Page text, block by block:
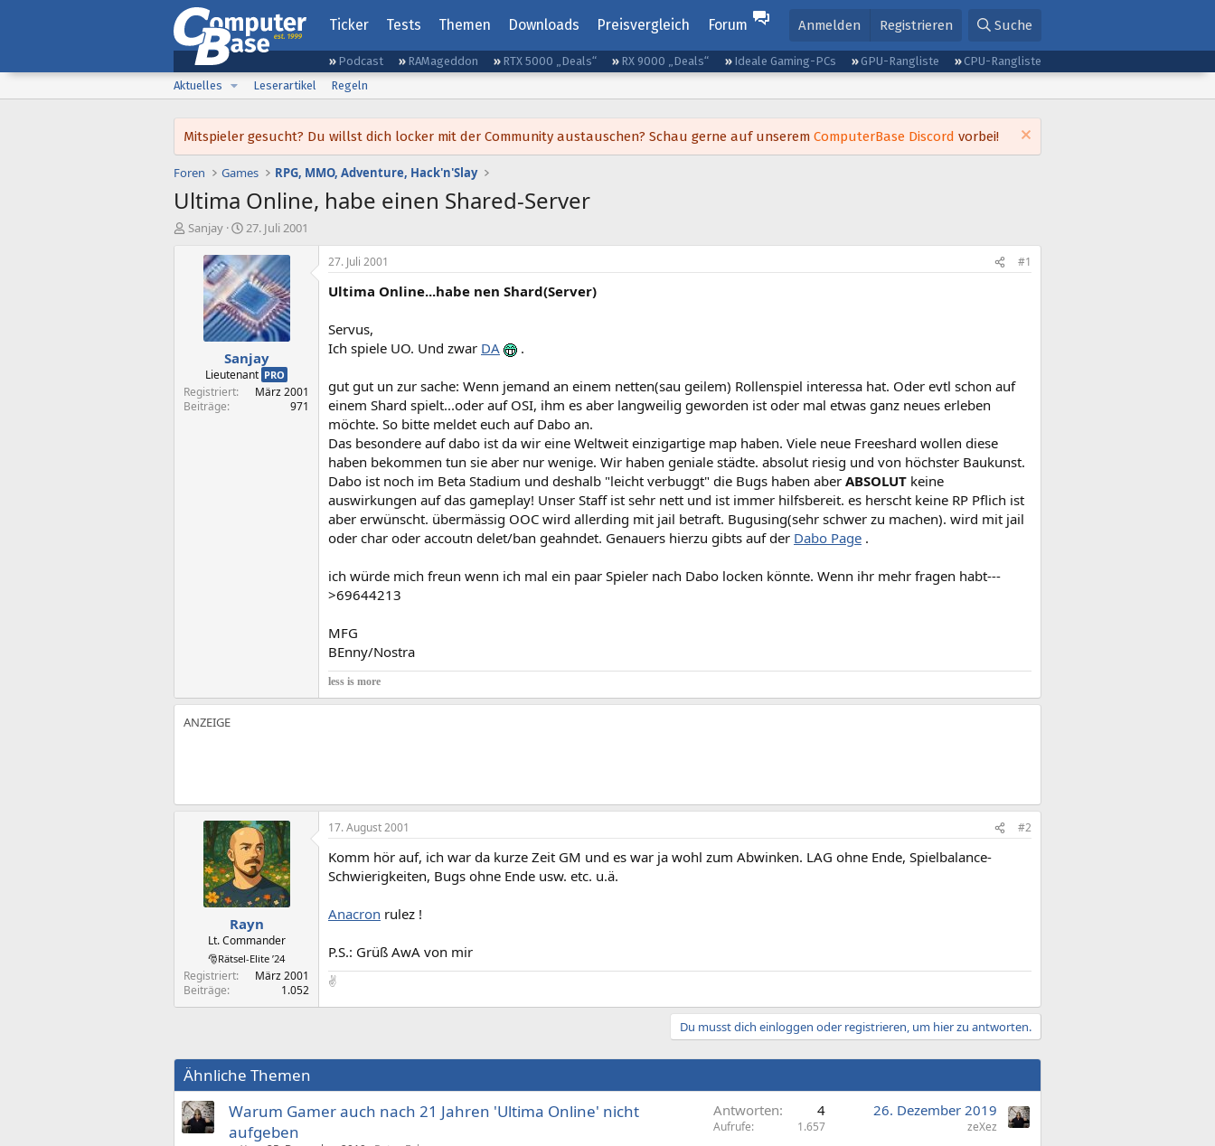
Ticker Tests Themen Downloads Preisvergleich Forum Anmelden Registrieren Suche
Podcast RAMageddon RTX 5000 „Deals“ RX 9000 „Deals“ Ideale Gaming-PCs GPU-Rangliste
CPU-Rangliste
Aktuelles
Leserartikel Regeln
Mitspieler gesucht? Du willst dich locker mit der Community austauschen? Schau gerne auf unserem ComputerBase Discord vorbei!
Foren Games RPG, MMO, Adventure, Hack'n'Slay
Ultima Online, habe einen Shared-Server
E
Sanjay
E
s
t
e
l
l
t
a
m
27. Juli 2001
Sanjay
Lieutenant PRO
Registriert
März 2001
Beiträge
971
27. Juli 2001 #1
Ultima Online...habe nen Shard(Server)
Servus,
Ich spiele UO. Und zwar DA .
gut gut un zur sache: Wenn jemand an einem netten(sau geilem) Rollenspiel interessa hat. Oder evtl schon auf
einem Shard spielt...oder auf OSI, ihm es aber langweilig geworden ist oder mal etwas ganz neues erleben
möchte. So bitte meldet euch auf Dabo an.
Das besondere auf dabo ist da wir eine Weltweit einzigartige map haben. Viele neue Freeshard wollen diese
haben bekommen tun sie aber nur wenige. Wir haben geniale städte. absolut riesig und von höchster Baukunst.
Dabo ist noch im Beta Stadium und deshalb "leicht verbuggt" die Bugs haben aber ABSOLUT keine
auswirkungen auf das gameplay! Unser Staff ist sehr nett und ist immer hilfsbereit. es herscht keine RP Pflich ist
aber erwünscht. übermässig OOC wird allerding mit jail betraft. Bugusing(sehr schwer zu machen). wird mit jail
oder char oder accoutn delet/ban geahndet. Genauers hierzu gibts auf der Dabo Page .
ich würde mich freun wenn ich mal ein paar Spieler nach Dabo locken könnte. Wenn ihr mehr fragen habt---
>69644213
MFG
BEnny/Nostra
less is more
Rayn
Lt. Commander
🎅Rätsel-Elite ’24
Registriert
März 2001
Beiträge
1.052
17. August 2001 #2
Komm hör auf, ich war da kurze Zeit GM und es war ja wohl zum Abwinken. LAG ohne Ende, Spielbalance-
Schwierigkeiten, Bugs ohne Ende usw. etc. u.ä.
Anacron rulez !
P.S.: Grüß AwA von mir
✌️
Du musst dich einloggen oder registrieren, um hier zu antworten.
Ähnliche Themen
Warum Gamer auch nach 21 Jahren 'Ultima Online' nicht
aufgeben
Antworten 4
Aufrufe 1.657
26. Dezember 2019
zeXez